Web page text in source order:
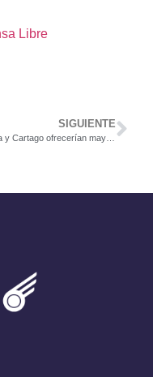
SIGUIENTE
Heredia y Cartago ofrecerían mayores ofertas laborales en último trimestre del año